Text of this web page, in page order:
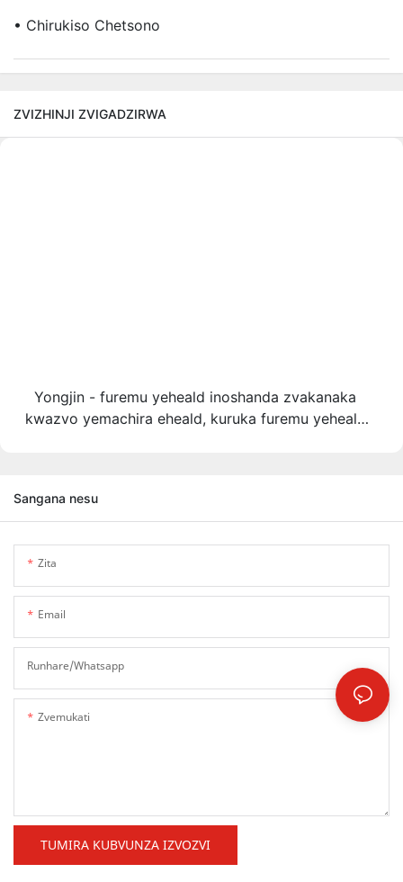
• Chirukiso Chetsono
ZVIZHINJI ZVIGADZIRWA
Yongjin - furemu yeheald inoshanda zvakanaka
kwazvo yemachira eheald, kuruka furemu yeheald
Sangana nesu
Zita
Email
Runhare/whatsapp
Zvemukati
TUMIRA KUBVUNZA IZVOZVI